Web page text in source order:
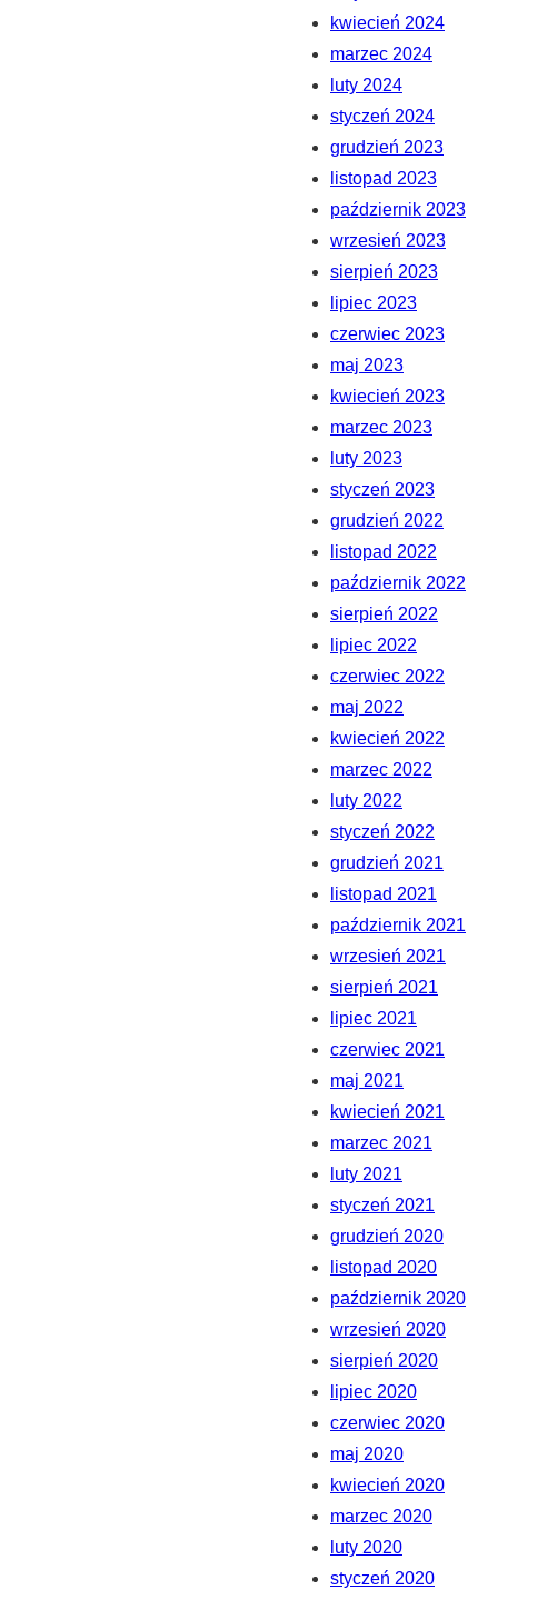
kwiecień 2024
marzec 2024
luty 2024
styczeń 2024
grudzień 2023
listopad 2023
październik 2023
wrzesień 2023
sierpień 2023
lipiec 2023
czerwiec 2023
maj 2023
kwiecień 2023
marzec 2023
luty 2023
styczeń 2023
grudzień 2022
listopad 2022
październik 2022
sierpień 2022
lipiec 2022
czerwiec 2022
maj 2022
kwiecień 2022
marzec 2022
luty 2022
styczeń 2022
grudzień 2021
listopad 2021
październik 2021
wrzesień 2021
sierpień 2021
lipiec 2021
czerwiec 2021
maj 2021
kwiecień 2021
marzec 2021
luty 2021
styczeń 2021
grudzień 2020
listopad 2020
październik 2020
wrzesień 2020
sierpień 2020
lipiec 2020
czerwiec 2020
maj 2020
kwiecień 2020
marzec 2020
luty 2020
styczeń 2020